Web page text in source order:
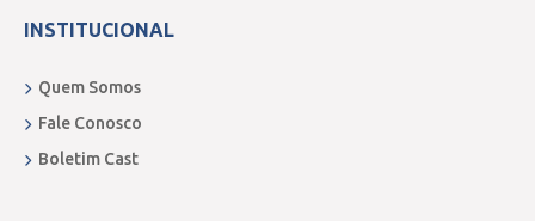
INSTITUCIONAL
Quem Somos
Fale Conosco
Boletim Cast